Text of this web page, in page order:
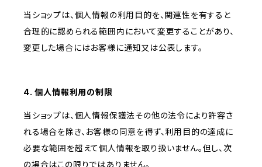
当ショップは、個人情報の利用目的を、関連性を有すると
合理的に認められる範囲内において変更することがあり、
変更した場合にはお客様に通知又は公表します。
4. 個人情報利用の制限
当ショップは、個人情報保護法その他の法令により許容さ
れる場合を除き、お客様の同意を得ず、利用目的の達成に
必要な範囲を超えて個人情報を取り扱いません。但し、次
の場合はこの限りではありません。